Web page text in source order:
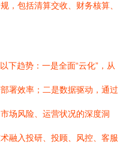
，包括清算交收、财务核算、
下趋势：一是全面“云化”，从
署效率；二是数据驱动，通过
场风险、运营状况的深度洞
融入投研、投顾、风控、客服